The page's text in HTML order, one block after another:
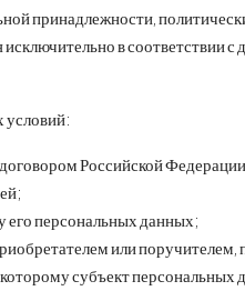
принадлежности,
в соответствии
условий:
Российской
его персональных данных;
или поручителем,
субъект